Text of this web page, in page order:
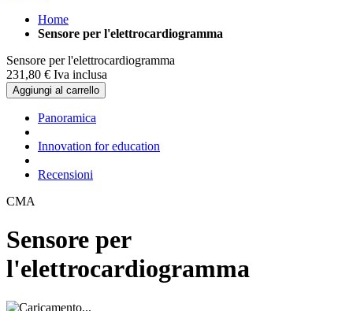
Home
Sensore per l'elettrocardiogramma
Sensore per l'elettrocardiogramma
231,80 € Iva inclusa
Aggiungi al carrello
Panoramica
Innovation for education
Recensioni
CMA
Sensore per
l'elettrocardiogramma